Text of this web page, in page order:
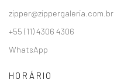
zipper@zippergaleria.com.br
+55 (11) 4306 4306
WhatsApp
HORÁRIO